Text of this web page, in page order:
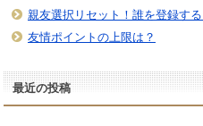
親友選択リセット！誰を登録する
友情ポイントの上限は？
最近の投稿